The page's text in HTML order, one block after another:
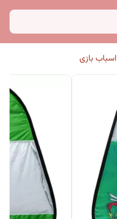
اسباب بازی